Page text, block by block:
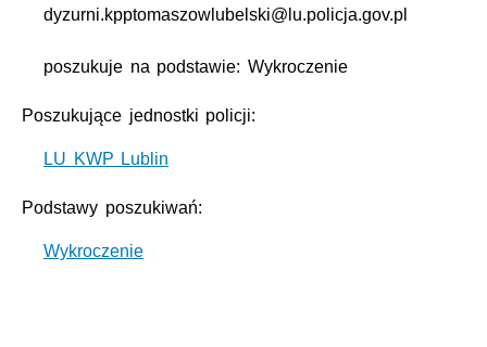
dyzurni.kpptomaszowlubelski@lu.policja.gov.pl
poszukuje na podstawie: Wykroczenie
Poszukujące jednostki policji:
LU KWP Lublin
Podstawy poszukiwań:
Wykroczenie